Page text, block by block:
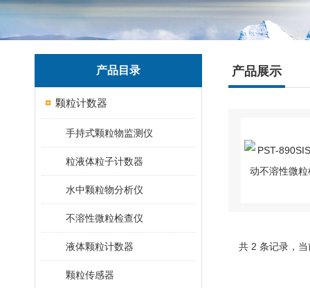
产品目录
颗粒计数器
手持式颗粒物监测仪
粒液体粒子计数器
水中颗粒物分析仪
不溶性微粒检查仪
液体颗粒计数器
颗粒传感器
产品展示
共 2 条记录，